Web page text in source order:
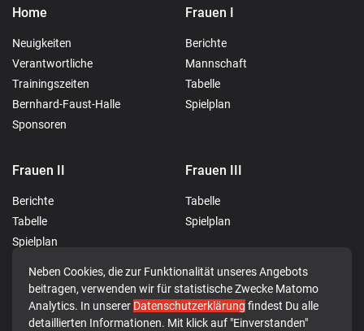
Neben Cookies, die zur Funktionalität unseres Angebots
beitragen, verwenden wir für statistische Zwecke Matomo
Analytics. In unserer Datenschutzerklärung findest Du alle
detaillierten Informationen. Mit klick auf "Einverstanden"
Home
Neuigkeiten
Verantwortliche
Trainingszeiten
Bernhard-Faust-Halle
Sponsoren
Frauen I
Berichte
Mannschaft
Tabelle
Spielplan
Frauen II
Berichte
Tabelle
Spielplan
Frauen III
Tabelle
Spielplan
Männer I
Berichte
JSG Rotenburg-Breitenbach
Berichte